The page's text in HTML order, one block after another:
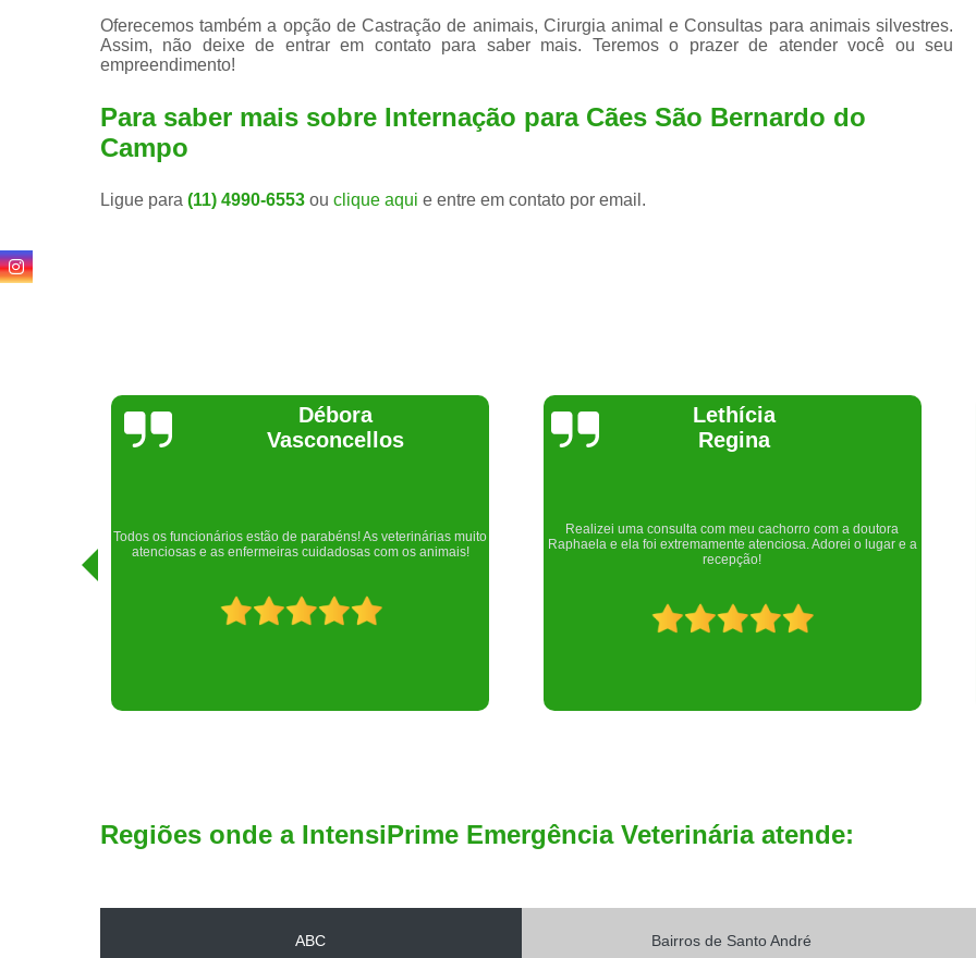
Oferecemos também a opção de Castração de animais, Cirurgia animal e Consultas para animais silvestres.
Assim, não deixe de entrar em contato para saber mais. Teremos o prazer de atender você ou seu
empreendimento!
Para saber mais sobre Internação para Cães São Bernardo do
Campo
Ligue para (11) 4990-6553 ou clique aqui e entre em contato por email.
Lethícia
Regina
Realizei uma consulta com meu cachorro com a doutora
Raphaela e ela foi extremamente atenciosa. Adorei o lugar e a
recepção!
Joelma Lilian
Um lugar maravilhoso. Sempre serei grata pelo que fizeram por
nós!
Regiões onde a IntensiPrime Emergência Veterinária atende:
ABC Bairros de Santo André